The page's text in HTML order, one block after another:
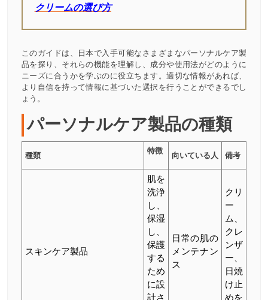
クリームの選び方
このガイドは、日本で入手可能なさまざまなパーソナルケア製
品を探り、それらの機能を理解し、成分や使用法がどのように
ニーズに合うかを学ぶのに役立ちます。適切な情報があれば、
より自信を持って情報に基づいた選択を行うことができるでし
ょう。
パーソナルケア製品の種類
種類 特徴 向いている人 備考
スキンケア製品
肌を
洗浄
し、
保湿
し、
保護
する
ため
に設
計さ
日常の肌の
メンテナン
ス
クリ
ー
ム、
クレ
ンザ
ー、
日焼
け止
めを